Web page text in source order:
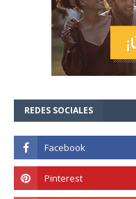
REDES SOCIALES